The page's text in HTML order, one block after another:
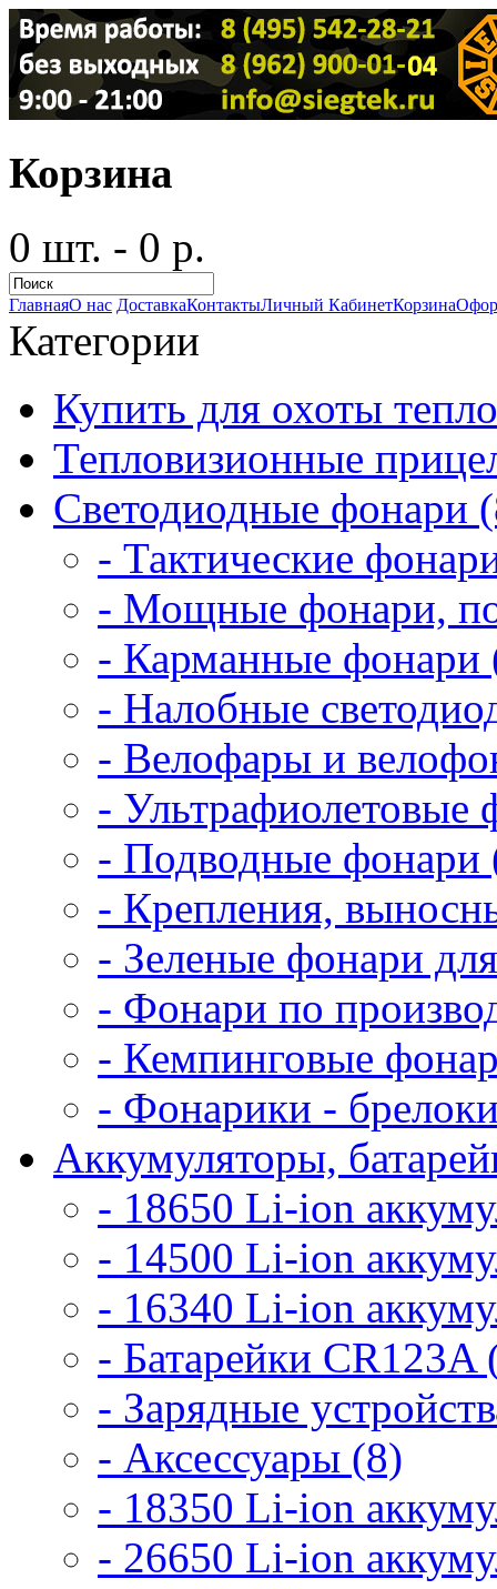
Корзина
0 шт. - 0 р.
ГлавнаяО нас ДоставкаКонтактыЛичный КабинетКорзина
Категории
Купить для охоты
Тепловизионные
Светодиодные фонари
- Тактические
- Мощные фонари,
- Карманные фонари
- Налобные
- Велофары и
- Ультрафиолетовые
- Подводные фонари
- Крепления,
- Зеленые фонари
- Фонари по
- Кемпинговые
- Фонарики -
Аккумуляторы,
- 18650 Li-ion
- 14500 Li-ion
- 16340 Li-ion
- Батарейки CR123A
- Зарядные
- Аксессуары (8)
- 18350 Li-ion
- 26650 Li-ion